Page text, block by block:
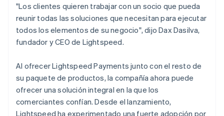
"Los clientes quieren trabajar con un socio que pueda
reunir todas las soluciones que necesitan para ejecutar
todos los elementos de su negocio", dijo Dax Dasilva,
fundador y CEO de Lightspeed.
Al ofrecer Lightspeed Payments junto con el resto de
su paquete de productos, la compañía ahora puede
ofrecer una solución integral en la que los
comerciantes confían. Desde el lanzamiento,
Lightspeed ha experimentado una fuerte adopción por